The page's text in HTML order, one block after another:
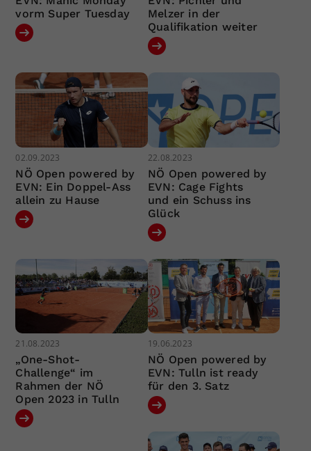
vorm Super Tuesday
Melzer in der
Qualifikation weiter
02.09.2023
NÖ Open powered by
EVN: Ein Doppel-Ass
allein zu Hause
22.08.2023
NÖ Open powered by
EVN: Cage Fights
und ein Schuss ins
Glück
21.08.2023
„One-Shot-
Challenge“ im
Rahmen der NÖ
Open 2023 in Tulln
19.06.2023
NÖ Open powered by
EVN: Tulln ist ready
für den 3. Satz